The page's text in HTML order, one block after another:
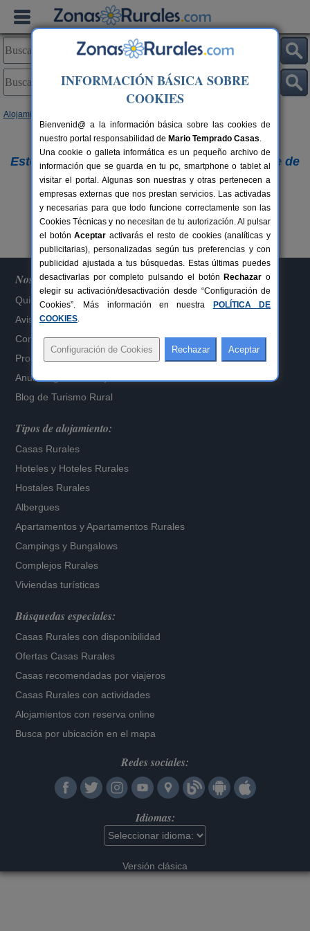
Alojamientos
Lo sentimos,
Este alojamiento ya no figura en nuestra base de
datos.
Buscar otros alojamientos
Nosotros
Quiénes somos
Aviso Legal
Configuración de Cookies
Propietarios alojamientos
Anuncia gratis tu alojamiento
Blog de Turismo Rural
Tipos de alojamiento:
Casas Rurales
Hoteles y Hoteles Rurales
Hostales Rurales
Albergues
Apartamentos yApartamentos Rurales
Campings y Bungalows
Complejos Rurales
Viviendas turísticas
Búsquedas especiales:
Casas Rurales con disponibilidad
Ofertas Casas Rurales
Casas recomendadas por viajeros
Casas Rurales con actividades
Alojamientos con reserva online
Busca por ubicación en el mapa
Redes sociales:
Idiomas:
Versión clásica
INFORMACIÓN BÁSICA SOBRE
COOKIES
Bienvenid@ a la información básica sobre las cookies de
nuestro portal responsabilidad de Mario Temprado Casas.
Una cookie o galleta informática es un pequeño archivo de
información que se guarda en tu pc, smartphone o tablet al
visitar el portal. Algunas son nuestras y otras pertenecen a
empresas externas que nos prestan servicios. Las activadas
y necesarias para que todo funcione correctamente son las
Cookies Técnicas y no necesitan de tu autorización. Al pulsar
el botónAceptar activarás el resto de cookies (analíticas y
publicitarias), personalizadas según tus preferencias y con
publicidad ajustada a tus búsquedas. Estas últimas puedes
desactivarlas por completo pulsando el botón Rechazar o
elegir su activación/desactivación desde “Configuración de
Cookies”. Más información en nuestra
POLÍTICA DE
COOKIES.